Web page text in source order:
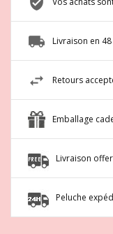
Livraison en
Retours
Emballage
Livraison
Peluche